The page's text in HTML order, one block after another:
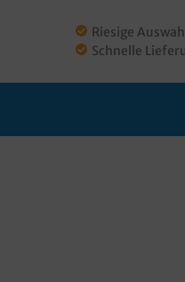
Riesige Auswahl
Schnelle